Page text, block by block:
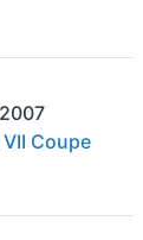
Coupe